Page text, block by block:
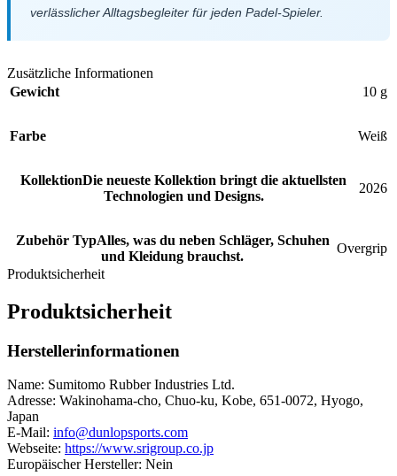
verlässlicher Alltagsbegleiter für jeden Padel-Spieler.
Zusätzliche Informationen
Gewicht
10 g
Farbe Weiß
KollektionDie neueste Kollektion bringt die aktuellsten
Technologien und Designs.
2026
Zubehör TypAlles, was du neben Schläger, Schuhen
und Kleidung brauchst.
Overgrip
Produktsicherheit
Produktsicherheit
Herstellerinformationen
Name: Sumitomo Rubber Industries Ltd.
Adresse: Wakinohama-cho, Chuo-ku, Kobe, 651-0072, Hyogo,
Japan
E-Mail: info@dunlopsports.com
Webseite: https://www.srigroup.co.jp
Europäischer Hersteller: Nein